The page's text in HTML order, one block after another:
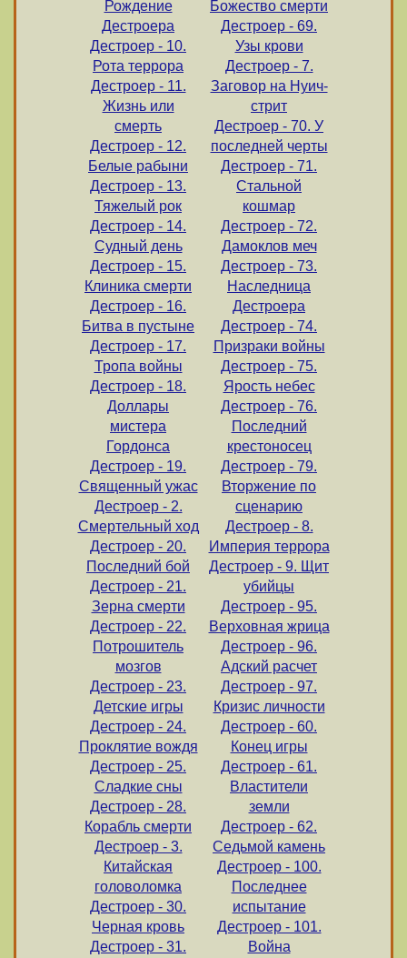
Рождение
Дестроера
Дестроер - 10.
Рота террора
Дестроер - 11.
Жизнь или
смерть
Дестроер - 12.
Белые рабыни
Дестроер - 13.
Тяжелый рок
Дестроер - 14.
Судный день
Дестроер - 15.
Клиника смерти
Дестроер - 16.
Битва в пустыне
Дестроер - 17.
Тропа войны
Дестроер - 18.
Доллары
мистера
Гордонса
Дестроер - 19.
Священный ужас
Дестроер - 2.
Смертельный ход
Дестроер - 20.
Последний бой
Дестроер - 21.
Зерна смерти
Дестроер - 22.
Потрошитель
мозгов
Дестроер - 23.
Детские игры
Дестроер - 24.
Проклятие вождя
Дестроер - 25.
Сладкие сны
Дестроер - 28.
Корабль смерти
Дестроер - 3.
Китайская
головоломка
Дестроер - 30.
Черная кровь
Дестроер - 31.
Божество смерти
Дестроер - 69.
Узы крови
Дестроер - 7.
Заговор на Нуич-
стрит
Дестроер - 70. У
последней черты
Дестроер - 71.
Стальной
кошмар
Дестроер - 72.
Дамоклов меч
Дестроер - 73.
Наследница
Дестроера
Дестроер - 74.
Призраки войны
Дестроер - 75.
Ярость небес
Дестроер - 76.
Последний
крестоносец
Дестроер - 79.
Вторжение по
сценарию
Дестроер - 8.
Империя террора
Дестроер - 9. Щит
убийцы
Дестроер - 95.
Верховная жрица
Дестроер - 96.
Адский расчет
Дестроер - 97.
Кризис личности
Дестроер - 60.
Конец игры
Дестроер - 61.
Властители
земли
Дестроер - 62.
Седьмой камень
Дестроер - 100.
Последнее
испытание
Дестроер - 101.
Война